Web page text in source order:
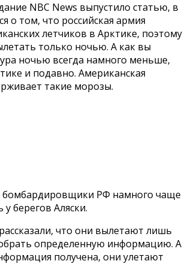
NBC News выпустило статью, в
о том, что российская армия
летчиков в Арктике, поэтому
только ночью. А как вы
ночью всегда намного меньше,
и подавно. Американская
такие морозы.
бомбардировщики РФ намного чаще
берегов Аляски.
что они вылетают лишь
определенную информацию. А
получена, они улетают